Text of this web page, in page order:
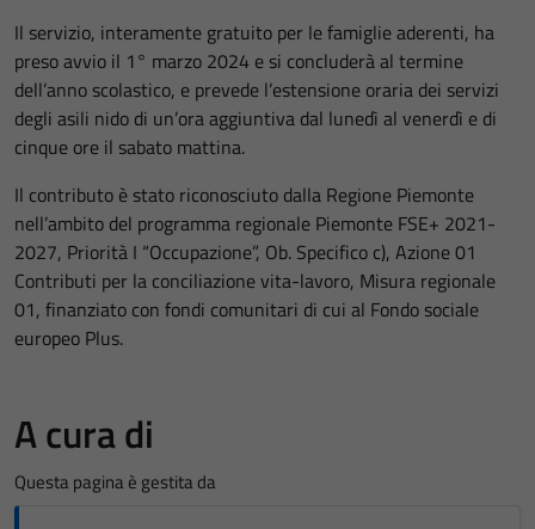
Il servizio, interamente gratuito per le famiglie aderenti, ha
preso avvio il 1° marzo 2024 e si concluderà al termine
dell’anno scolastico, e prevede l’estensione oraria dei servizi
degli asili nido di un’ora aggiuntiva dal lunedì al venerdì e di
cinque ore il sabato mattina.
Il contributo è stato riconosciuto dalla Regione Piemonte
nell’ambito del programma regionale Piemonte FSE+ 2021-
2027, Priorità I “Occupazione”, Ob. Specifico c), Azione 01
Contributi per la conciliazione vita-lavoro, Misura regionale
01, finanziato con fondi comunitari di cui al Fondo sociale
europeo Plus.
A cura di
Questa pagina è gestita da